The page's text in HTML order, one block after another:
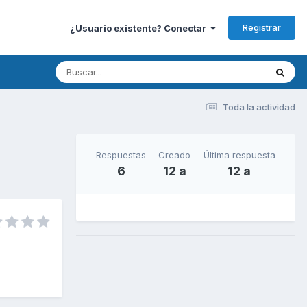
¿Usuario existente? Conectar Registrar
Toda la actividad
Respuestas
6
Creado
12 a
Última respuesta
12 a